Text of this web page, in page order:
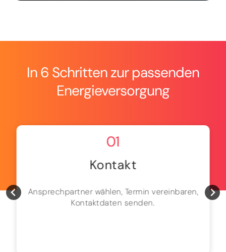
In 6 Schritten zur passenden
Energieversorgung
01
Kontakt
Ansprechpartner wählen, Termin vereinbaren,
Kontaktdaten senden.